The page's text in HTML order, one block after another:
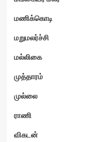
மணிக்கொடி
மறுமலர்ச்சி
மல்லிகை
முத்தாரம்
முல்லை
ராணி
விகடன்